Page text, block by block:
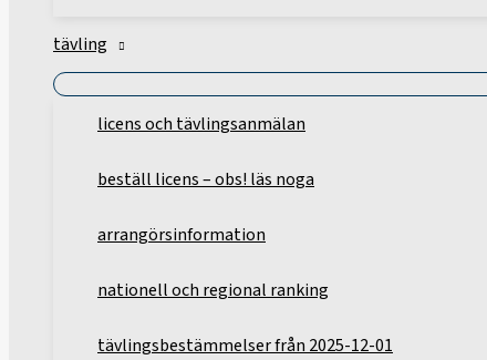
tävling
licens och tävlingsanmälan
beställ licens – obs! läs noga
arrangörsinformation
nationell och regional ranking
tävlingsbestämmelser från 2025-12-01